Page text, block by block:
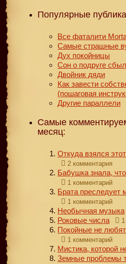
Популярные
Все фаталити
Самые страшные
Дух покойницы
Сон о подруге
Двойник дяди
Как завести
(пошаговая
Другие параллели
Самые
месяц:
Откуда взялся
2 комментария
Бабушка знала,
1 комментарий
Брата преследует
1 комментарий
Необычная музыка
Роковые числа
Покойные не
1 комментарий
Мистика, которой
Земные проблемы